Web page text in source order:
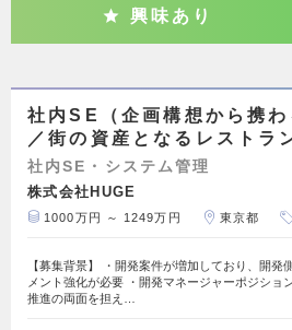
興味あり
社内SE（企画構想から携
／街の資産となるレストラ
社内SE・システム管理
株式会社HUGE
1000万円 ～ 1249万円 東京都
【募集背景】 ・開発案件が増加しており、開発
メント強化が必要 ・開発マネージャーポジショ
推進の両面を担え…